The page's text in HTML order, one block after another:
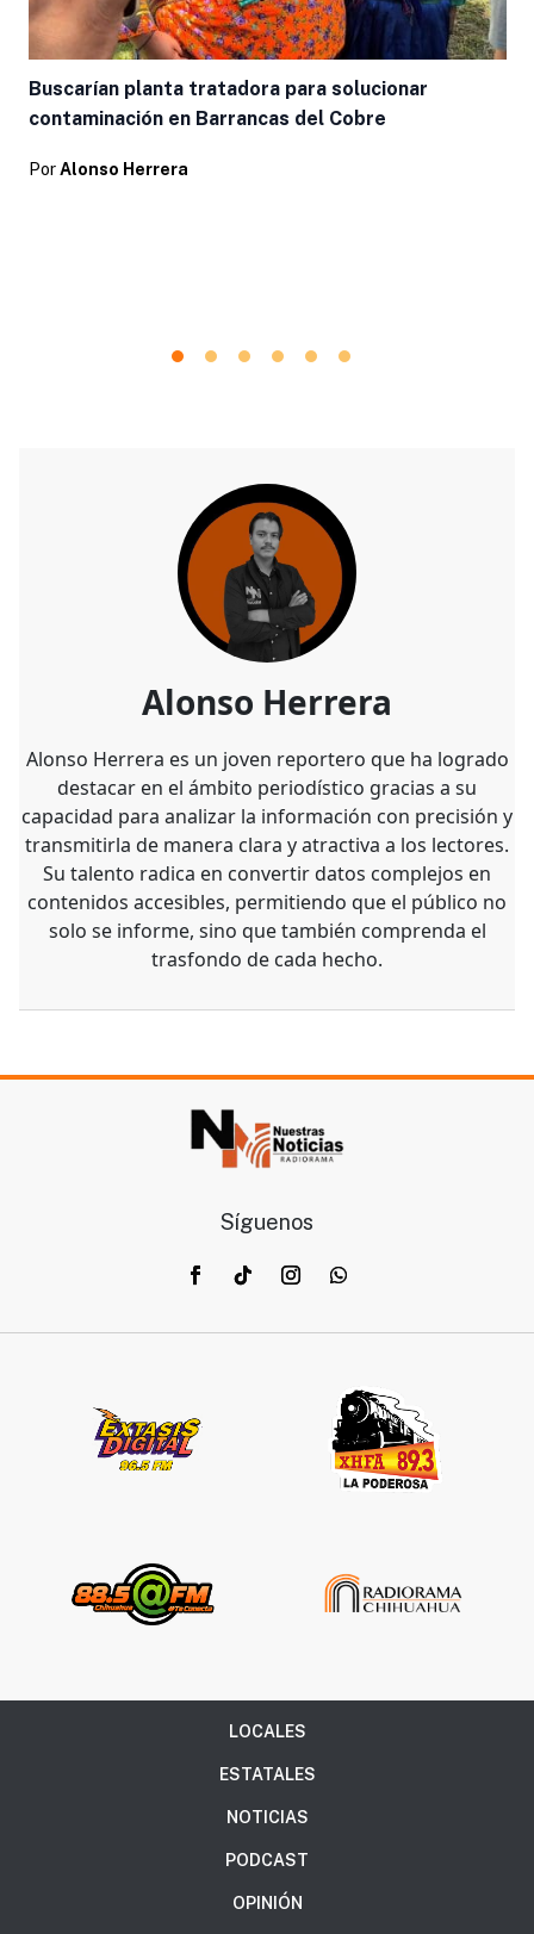
Buscarían planta tratadora para solucionar
contaminación en Barrancas del Cobre
Por Alonso Herrera
Alonso Herrera
Alonso Herrera es un joven reportero que ha logrado
destacar en el ámbito periodístico gracias a su
capacidad para analizar la información con precisión y
transmitirla de manera clara y atractiva a los lectores.
trasfondo de cada hecho.
Síguenos
LOCALES
ESTATALES